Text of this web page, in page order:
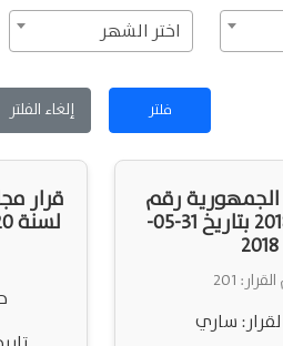
اختر الشهر
فلتر إلغاء الفلتر
الجمهورية رقم
201 لسنة 2018 بتاريخ 31-05-
2018
201
ساري
لسنة 2020 بتاريخ 22-11-2020